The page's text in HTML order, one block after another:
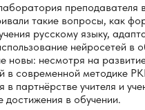
такие вопросы, как
русскому языку,
нейросетей в
несмотря на
в современной методике
в партнёрстве учителя и
достижения в обучении.